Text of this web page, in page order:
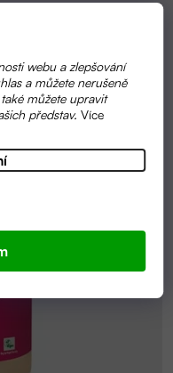
webu a zlepšování
a můžete nerušeně
můžete upravit
představ.Více